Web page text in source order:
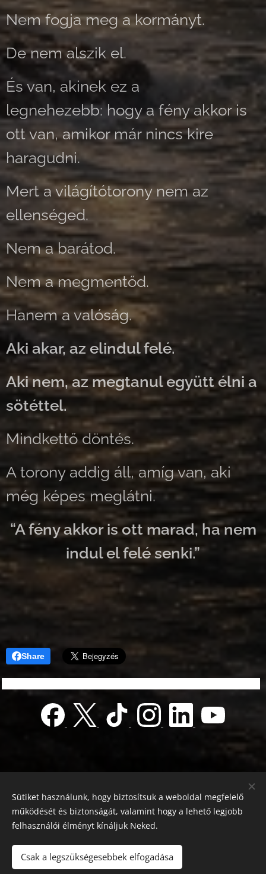
Nem fogja meg a kormányt.
De nem alszik el.
És van, akinek ez a
legnehezebb: hogy a fény akkor is
ott van, amikor már nincs kire
haragudni.
Mert a világítótorony nem az
ellenséged.
Nem a barátod.
Nem a megmentőd.
Hanem a valóság.
Aki akar, az elindul felé.
Aki nem, az megtanul együtt élni a
sötéttel.
Mindkettő döntés.
A torony addig áll, amíg van, aki
még képes meglátni.
“A fény akkor is ott marad, ha nem
indul el felé senki.”
Share
Országos azonosító:
0100/60270/2025/2300092318647
Sütiket használunk, hogy biztosítsuk a weboldal megfelelő
működését és biztonságát, valamint hogy a lehető legjobb
felhasználói élményt kínáljuk Neked.
Csak a legszükségesebbek elfogadása